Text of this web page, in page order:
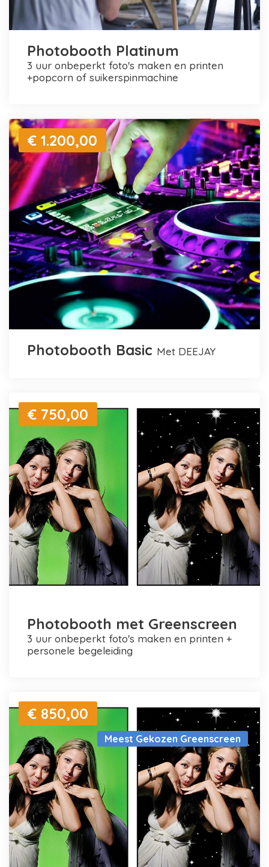
Photobooth Platinum
3 uur onbeperkt foto's maken en printen
+popcorn of suikerspinmachine
€ 1.200,00
Photobooth Basic met DEEJAY
€ 750,00
Photobooth met Greenscreen
3 uur onbeperkt foto's maken en printen +
personele begeleiding
Meest Gekozen Greenscreen
€ 850,00